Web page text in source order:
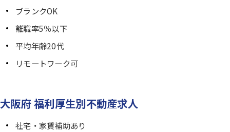
ブランクOK
離職率5％以下
平均年齢20代
リモートワーク可
大阪府 福利厚生別不動産求人
社宅・家賃補助あり